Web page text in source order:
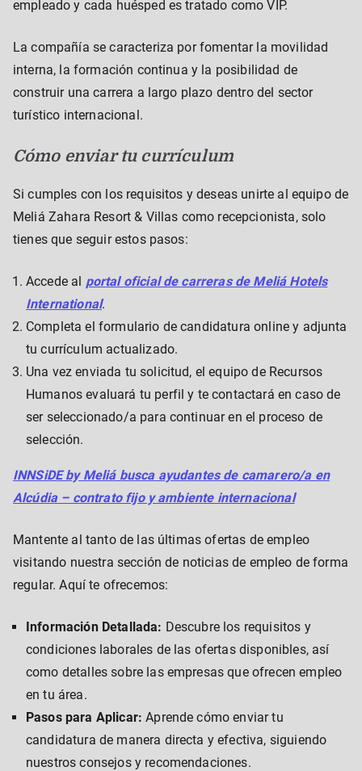
empleado y cada huésped es tratado como VIP.
La compañía se caracteriza por fomentar la movilidad
interna, la formación continua y la posibilidad de
construir una carrera a largo plazo dentro del sector
turístico internacional.
Cómo enviar tu currículum
Si cumples con los requisitos y deseas unirte al equipo de
Meliá Zahara Resort & Villas como recepcionista, solo
tienes que seguir estos pasos:
Accede al portal oficial de carreras de Meliá Hotels
International.
Completa el formulario de candidatura online y adjunta
tu currículum actualizado.
Una vez enviada tu solicitud, el equipo de Recursos
Humanos evaluará tu perfil y te contactará en caso de
ser seleccionado/a para continuar en el proceso de
selección.
INNSiDE by Meliá busca ayudantes de camarero/a en
Alcúdia – contrato fijo y ambiente internacional
Mantente al tanto de las últimas ofertas de empleo
visitando nuestra sección de noticias de empleo de forma
regular. Aquí te ofrecemos:
Información Detallada: Descubre los requisitos y
condiciones laborales de las ofertas disponibles, así
como detalles sobre las empresas que ofrecen empleo
en tu área.
Pasos para Aplicar: Aprende cómo enviar tu
candidatura de manera directa y efectiva, siguiendo
nuestros consejos y recomendaciones.